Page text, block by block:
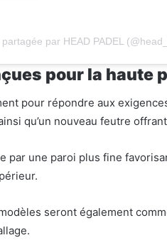
par HEAD PADEL
pour la haute
pour répondre aux
qu’un nouveau feutre
par une paroi plus fine
seront également